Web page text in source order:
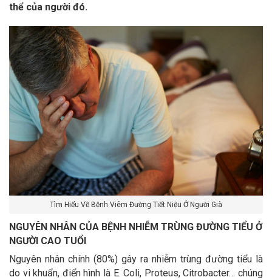
thể của người đó.
Tìm Hiểu Về Bệnh Viêm Đường Tiết Niệu Ở Người Già
NGUYÊN NHÂN CỦA BỆNH NHIỄM TRÙNG ĐƯỜNG TIỂU Ở
NGƯỜI CAO TUỔI
Nguyên nhân chính (80%) gây ra nhiễm trùng đường tiểu là
do vi khuẩn, điển hình là E. Coli, Proteus, Citrobacter… chúng